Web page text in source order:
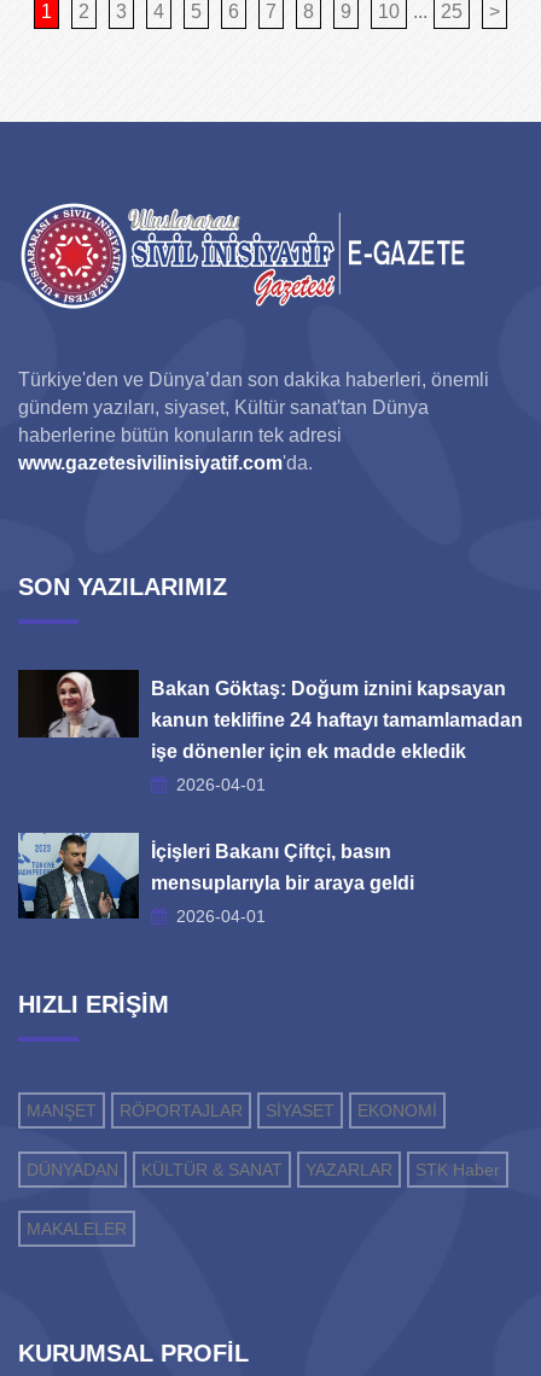
1 2 3 4 5 6 7 8 9 10 ... 25 >
Türkiye'den ve Dünya’dan son dakika haberleri, önemli
gündem yazıları, siyaset, Kültür sanat'tan Dünya
haberlerine bütün konuların tek adresi
www.gazetesivilinisiyatif.com'da.
SON YAZILARIMIZ
Bakan Göktaş: Doğum iznini kapsayan
kanun teklifine 24 haftayı tamamlamadan
işe dönenler için ek madde ekledik
2026-04-01
İçişleri Bakanı Çiftçi, basın
mensuplarıyla bir araya geldi
2026-04-01
HIZLI ERİŞİM
MANŞET RÖPORTAJLAR SİYASET EKONOMİ
DÜNYADAN KÜLTÜR & SANAT YAZARLAR STK Haber
MAKALELER
KURUMSAL PROFİL